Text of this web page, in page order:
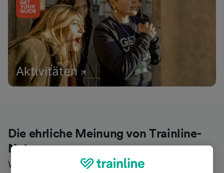
Aktivitäten
Die ehrliche Meinung von Trainline-
Nutzern
Wer könnte Ihnen besseres Feedback geben als